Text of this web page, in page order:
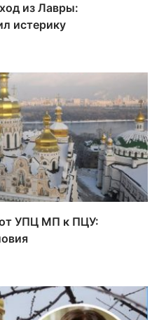
из Лавры:
истерику
УПЦ МП к ПЦУ: